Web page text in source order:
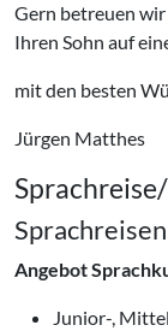
Gern betreuen wir
Ihren Sohn auf
mit den besten
Jürgen Matthes
Angebot
Junior-,